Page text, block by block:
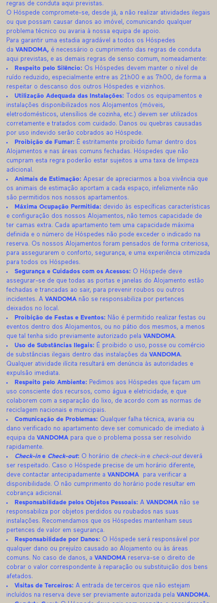
regras de conduta aqui previstas.
O Hóspede compromete-se, desde já, a não realizar atividades ilegais
ou que possam causar danos ao imóvel, comunicando qualquer
problema técnico ou avaria à nossa equipa de apoio.
Para garantir uma estadia agradável a todos os Hóspedes
daVANDOMA, é necessário o cumprimento das regras de conduta
aqui previstas, e as demais regras de senso comum, nomeadamente:
Respeito pelo Silêncio: Os Hóspedes devem manter o nível de
ruído reduzido, especialmente entre as 21h00 e as 7h00, de forma a
respeitar o descanso dos outros Hóspedes e vizinhos.
Utilização Adequada das Instalações:
Todos os equipamentos e
instalações disponibilizados nos Alojamentos (móveis,
eletrodomésticos, utensílios de cozinha, etc.) devem ser utilizados
corretamente e tratados com cuidado. Danos ou quebras causadas
por uso indevido serão cobrados ao Hóspede.
Proibição de Fumar: É estritamente proibido fumar dentro dos
Alojamentos e nas áreas comuns fechadas. Hóspedes que não
cumpram esta regra poderão estar sujeitos a uma taxa de limpeza
adicional.
Animais de Estimação: Apesar de apreciarmos a boa vivência que
os animais de estimação aportam a cada espaço, infelizmente não
são permitidos nos nossos apartamentos.
Máxima Ocupação Permitida: devido às específicas características
e configuração dos nossos Alojamentos, não temos capacidade de
ter camas extra. Cada apartamento tem uma capacidade máxima
definida e o número de Hóspedes não pode exceder o indicado na
reserva. Os nossos Alojamentos foram pensados de forma criteriosa,
para assegurarem o conforto, segurança, e uma experiência otimizada
para todos os Hóspedes.
Segurança e Cuidados com os Acessos: O Hóspede deve
assegurar-se de que todas as portas e janelas do Alojamento estão
fechadas e trancadas ao sair, para prevenir roubos ou outros
incidentes. AVANDOMA não se responsabiliza por pertences
deixados no local.
Proibição de Festas e Eventos: Não é permitido realizar festas ou
eventos dentro dos Alojamentos, ou no pátio dos mesmos, a menos
que tal tenha sido previamente autorizado pelaVANDOMA.
Uso de Substâncias Ilegais: É proibido o uso, posse ou comércio
de substâncias ilegais dentro das instalações daVANDOMA.
Qualquer atividade ilícita resultará em denúncia às autoridades e
expulsão imediata.
Respeito pelo Ambiente: Pedimos aos Hóspedes que façam um
uso consciente dos recursos, como água e eletricidade, e que
colaborem com a separação do lixo, de acordo com as normas de
reciclagem nacionais e municipais.
Comunicação de Problemas: Qualquer falha técnica, avaria ou
dano verificado no apartamento deve ser comunicado de imediato à
equipa daVANDOMA para que o problema possa ser resolvido
rapidamente.
Check-ine Check-out: O horário de check-ine check-outdeverá
ser respeitado. Caso o Hóspede precise de um horário diferente,
deve contactar antecipadamente aVANDOMA
para verificar a
disponibilidade. O não cumprimento do horário pode resultar em
cobrança adicional.
Responsabilidade pelos Objetos Pessoais: AVANDOMA não se
responsabiliza por objetos perdidos ou roubados nas suas
instalações. Recomendamos que os Hóspedes mantenham seus
pertences de valor em segurança.
Responsabilidade por Danos: O Hóspede será responsável por
qualquer dano ou prejuízo causado ao Alojamento ou às áreas
comuns. No caso de danos, aVANDOMA reserva-se o direito de
cobrar o valor correspondente à reparação ou substituição dos bens
afetados.
Visitas de Terceiros: A entrada de terceiros que não estejam
incluídos na reserva deve ser previamente autorizada pelaVANDOMA.